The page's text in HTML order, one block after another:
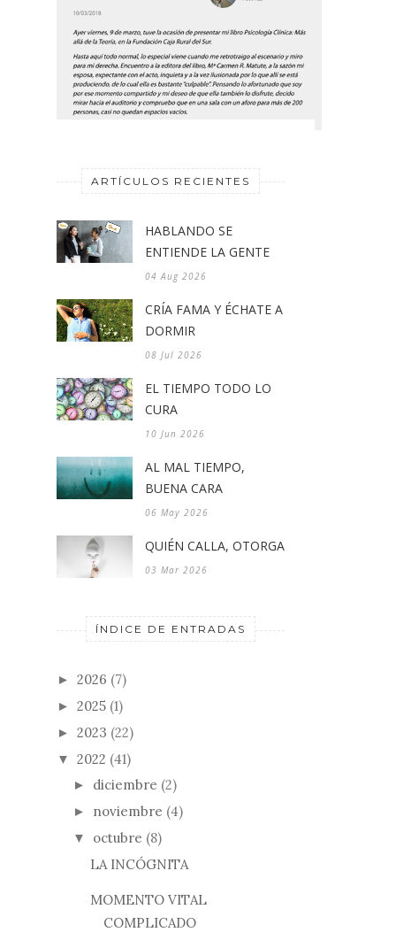
ARTÍCULOS RECIENTES
HABLANDO SE
ENTIENDE LA GENTE
04 Aug 2026
CRÍA FAMA Y ÉCHATE A
DORMIR
08 Jul 2026
EL TIEMPO TODO LO
CURA
10 Jun 2026
AL MAL TIEMPO,
BUENA CARA
06 May 2026
QUIÉN CALLA, OTORGA
03 Mar 2026
ÍNDICE DE ENTRADAS
► 2026 (7)
► 2025 (1)
► 2023 (22)
▼ 2022 (41)
► diciembre (2)
► noviembre (4)
▼ octubre (8)
LA INCÓGNITA
MOMENTO VITAL
COMPLICADO